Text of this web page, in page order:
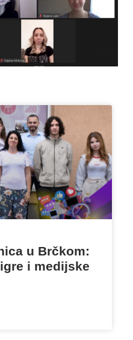
u Brčkom:
i medijske